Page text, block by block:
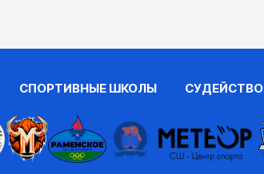
СПОРТИВНЫЕ ШКОЛЫ СУДЕЙСТВО